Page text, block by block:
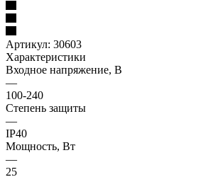
Артикул: 30603
Характеристики
Входное напряжение, В
—
100-240
Степень защиты
—
IP40
Мощность, Вт
—
25